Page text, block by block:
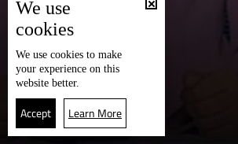
We use
cookies
We use cookies to make
your experience on this
website better.
Accept Learn More